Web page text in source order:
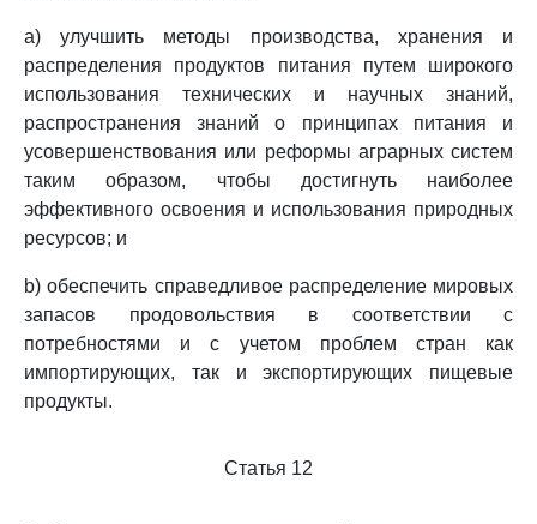
a) улучшить методы производства, хранения и
распределения продуктов питания путем широкого
использования технических и научных знаний,
распространения знаний о принципах питания и
усовершенствования или реформы аграрных систем
таким образом, чтобы достигнуть наиболее
эффективного освоения и использования природных
ресурсов; и
b) обеспечить справедливое распределение мировых
запасов продовольствия в соответствии с
потребностями и с учетом проблем стран как
импортирующих, так и экспортирующих пищевые
продукты.
Статья 12